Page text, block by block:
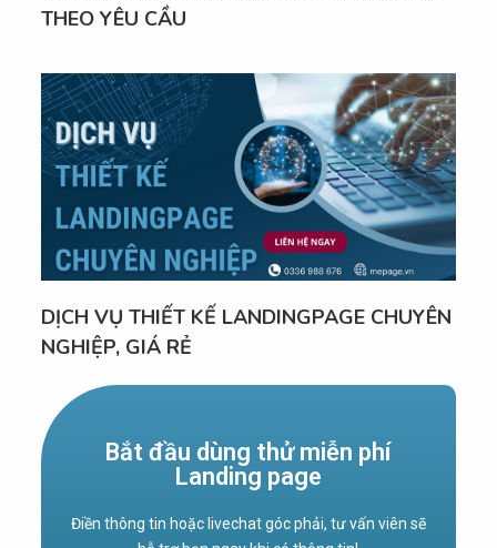
THEO YÊU CẦU
DỊCH VỤ THIẾT KẾ LANDINGPAGE CHUYÊN
NGHIỆP, GIÁ RẺ
Bắt đầu dùng thử miễn phí
Landing page
Điền thông tin hoặc livechat góc phải, tư vấn viên sẽ